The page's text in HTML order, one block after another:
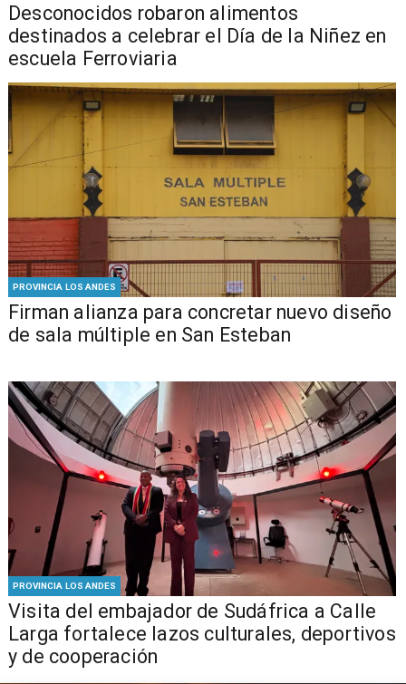
Desconocidos robaron alimentos
destinados a celebrar el Día de la Niñez en
escuela Ferroviaria
PROVINCIA LOS ANDES
​​Firman alianza para concretar nuevo diseño
de sala múltiple en San Esteban
PROVINCIA LOS ANDES
​Visita del embajador de Sudáfrica a Calle
Larga fortalece lazos culturales, deportivos
y de cooperación